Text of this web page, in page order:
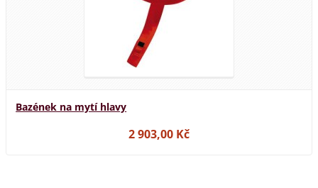
Bazének na mytí hlavy
2 903,00 Kč